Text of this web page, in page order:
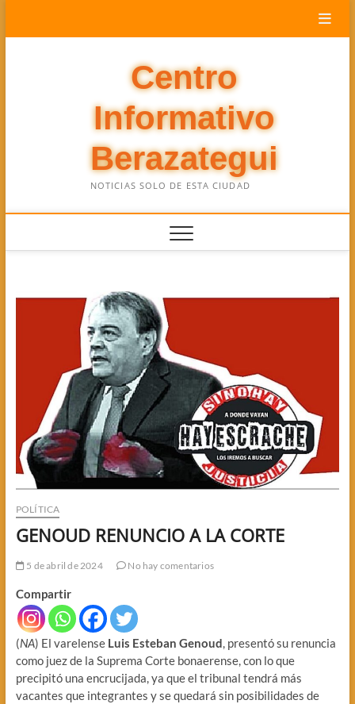
Centro
Informativo
Berazategui
NOTICIAS SOLO DE ESTA CIUDAD
POLÍTICA
GENOUD RENUNCIO A LA CORTE
5 de abril de 2024 No hay comentarios
Compartir
(NA) El varelense Luis Esteban Genoud, presentó su renuncia
como juez de la Suprema Corte bonaerense, con lo que
precipitó una encrucijada, ya que el tribunal tendrá más
vacantes que integrantes y se quedará sin posibilidades de